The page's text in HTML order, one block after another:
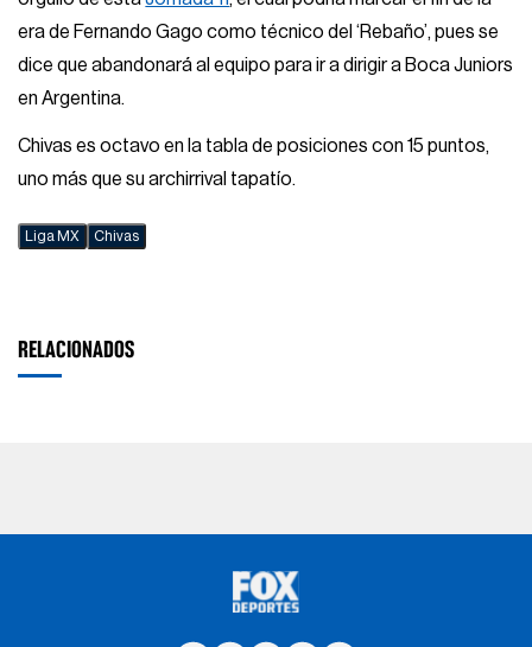
era de Fernando Gago como técnico del ‘Rebaño’, pues se
dice que abandonará al equipo para ir a dirigir a Boca Juniors
en Argentina.
Chivas es octavo en la tabla de posiciones con 15 puntos,
uno más que su archirrival tapatío.
Liga MX Chivas
RELACIONADOS